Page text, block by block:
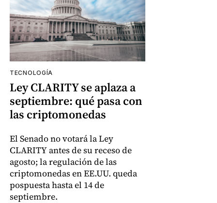
TECNOLOGÍA
Ley CLARITY se aplaza a
septiembre: qué pasa con
las criptomonedas
El Senado no votará la Ley
CLARITY antes de su receso de
agosto; la regulación de las
criptomonedas en EE.UU. queda
pospuesta hasta el 14 de
septiembre.